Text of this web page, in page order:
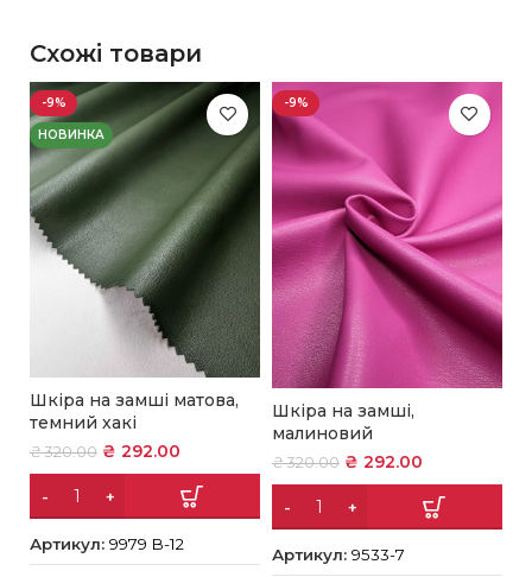
Схожі товари
-9%
НОВИНКА
Шкіра на замші матова,
темний хакі
₴320.00 ₴ 292.00
Артикул:9979 В-12
-9%
Шкіра на замші,
малиновий
₴320.00 ₴ 292.00
Артикул: 9533-7